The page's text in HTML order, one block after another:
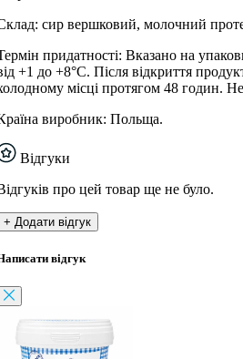
сир вершковий, молочний
придатності: Вказано на
+1 до +8°С. Після відкриття
місці протягом 48 годин.
виробник: Польща.
Відгуки
про цей товар ще не було.
+ Додати відгук
відгук